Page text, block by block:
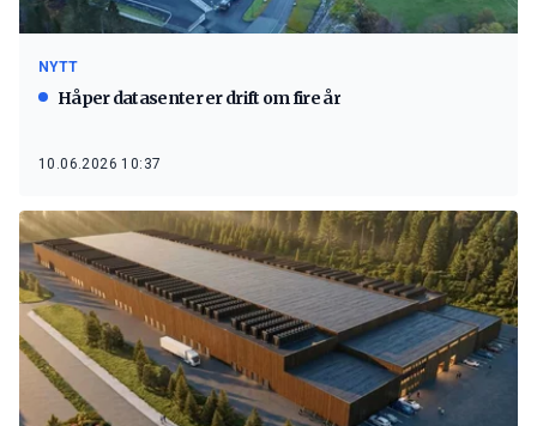
NYTT
Håper datasenter er drift om fire år
10.06.2026 10:37